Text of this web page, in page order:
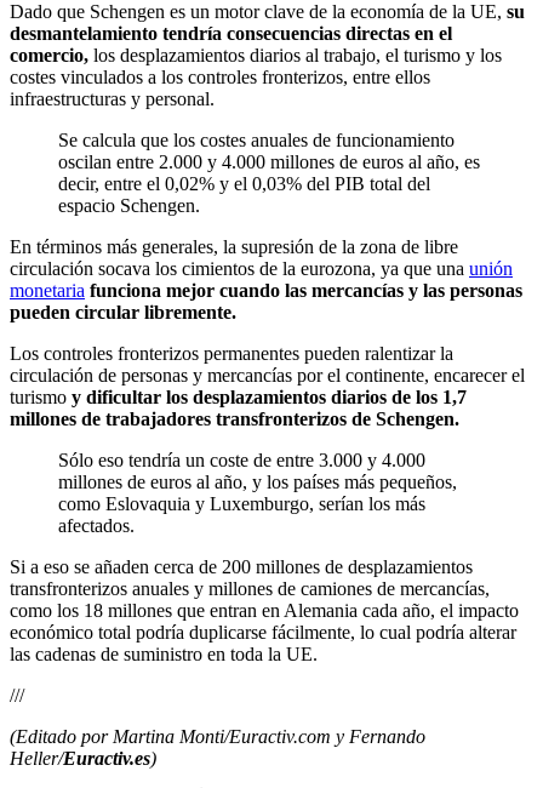
Dado que Schengen es un motor clave de la economía de la UE, su
desmantelamiento tendría consecuencias directas en el
comercio, los desplazamientos diarios al trabajo, el turismo y los
costes vinculados a los controles fronterizos, entre ellos
infraestructuras y personal.
Se calcula que los costes anuales de funcionamiento
oscilan entre 2.000 y 4.000 millones de euros al año, es
decir, entre el 0,02% y el 0,03% del PIB total del
espacio Schengen.
En términos más generales, la supresión de la zona de libre
circulación socava los cimientos de la eurozona, ya que una unión
monetaria funciona mejor cuando las mercancías y las personas
pueden circular libremente.
Los controles fronterizos permanentes pueden ralentizar la
circulación de personas y mercancías por el continente, encarecer el
turismo y dificultar los desplazamientos diarios de los 1,7
millones de trabajadores transfronterizos de Schengen.
Sólo eso tendría un coste de entre 3.000 y 4.000
millones de euros al año, y los países más pequeños,
como Eslovaquia y Luxemburgo, serían los más
afectados.
Si a eso se añaden cerca de 200 millones de desplazamientos
transfronterizos anuales y millones de camiones de mercancías,
como los 18 millones que entran en Alemania cada año, el impacto
económico total podría duplicarse fácilmente, lo cual podría alterar
las cadenas de suministro en toda la UE.
///
(Editado por Martina Monti/Euractiv.com y Fernando
Heller/Euractiv.es)